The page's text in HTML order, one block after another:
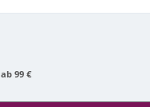
ab 99 €